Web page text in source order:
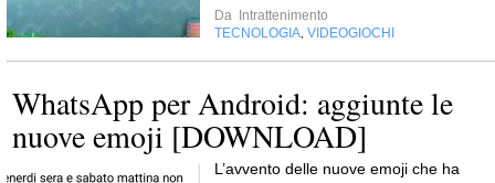
Da
Intrattenimento
TECNOLOGIA VIDEOGIOCHI
WhatsApp per Android: aggiunte le
nuove emoji [DOWNLOAD]
L’avvento delle nuove emoji che ha